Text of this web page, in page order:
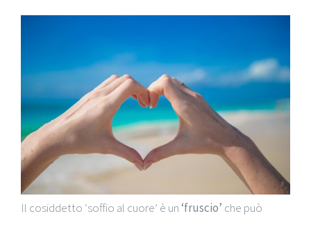
Il cosiddetto ‘soffio al cuore’ è un‘fruscio’ che può